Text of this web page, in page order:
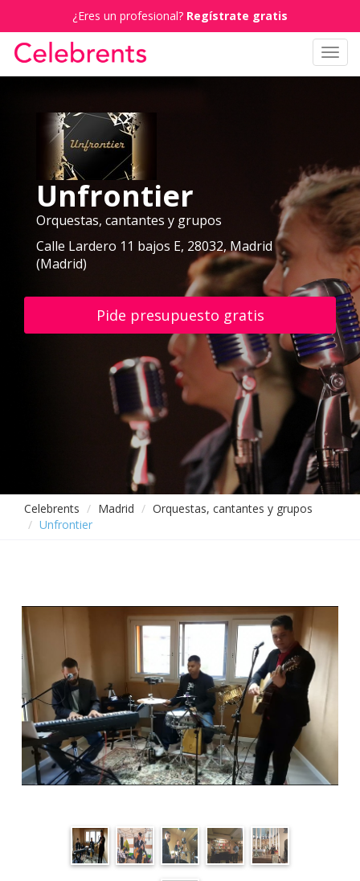
¿Eres un profesional? Regístrate gratis
Unfrontier
Orquestas, cantantes y grupos
Calle Lardero 11 bajos E, 28032, Madrid
(Madrid)
Pide presupuesto gratis
Celebrents Madrid
Orquestas, cantantes y grupos
Unfrontier